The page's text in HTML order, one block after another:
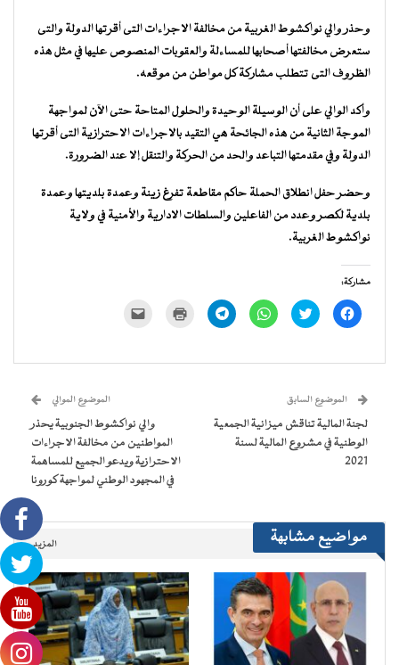
وحذر والي نواكشوط الغربية من مخالفة الاجراءات التى أقرتها الدولة والتى
ستعرض مخالفتها أصحابها للمساءلة والعقوبات المنصوص عليها في مثل هذه
الظروف التى تتطلب مشاركة كل مواطن من موقعه.
وأكد الوالي على أن الوسيلة الوحيدة والحلول المتاحة حتى الآن لمواجهة
الموجة الثانية من هذه الجائحة هي التقيد بالاجراءات الاحترازية التى أقرتها
الدولة وفي مقدمتها التباعد والحد من الحركة والتنقل إلا عند الضرورة.
وحضر حفل انطلاق الحملة حاكم مقاطعة تفرغ زينة وعمدة بلديتها وعمدة
بلدية لكصر وعدد من الفاعلين والسلطات الادارية والأمنية في ولاية
نواكشوط الغربية.
مشاركة:
انقر
للمشاركة
في
اضغط
للمشاركة
في
انقر
للمشاركة
في
انقر
للمشاركة
في
للطباعة
جديدة) الإلكتروني
نافذة
جديدة)
الموضوع السابق
لجنة المالية تناقش ميزانية الجمعية
الوطنية في مشروع المالية لسنة
2021
الموضوع الموالي
والي نواكشوط الجنوبية يحذر
المواطنين من مخالفة الاجراءات
الاحترازية ويدعو الجميع للمساهمة
في المجهود الوطني لمواجهة كورونا
مواضيع مشابهة المزيد..